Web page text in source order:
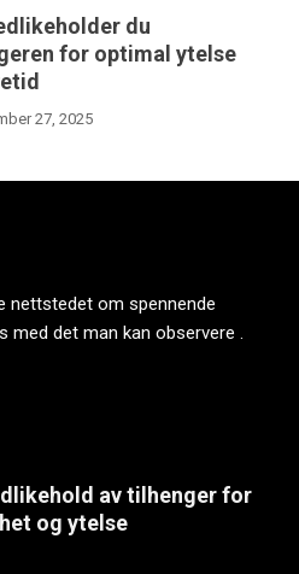
du
for optimal ytelse
27, 2025
nettstedet om spennende
med det man kan observere .
av tilhenger for
og ytelse